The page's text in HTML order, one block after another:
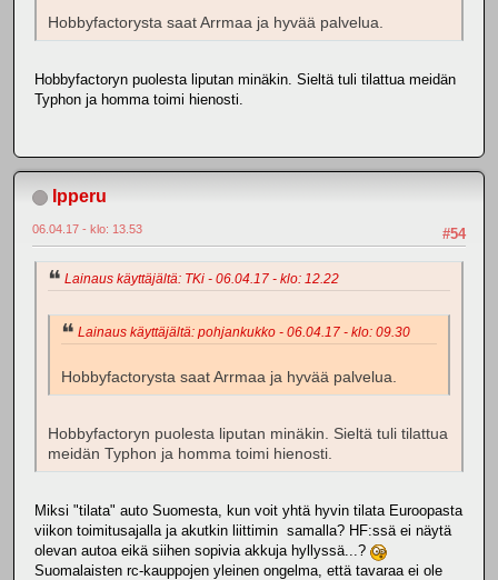
Hobbyfactorysta saat Arrmaa ja hyvää palvelua.
Hobbyfactoryn puolesta liputan minäkin. Sieltä tuli tilattua meidän
Typhon ja homma toimi hienosti.
Ipperu
#54
06.04.17 - klo: 13.53
Lainaus käyttäjältä: TKi - 06.04.17 - klo: 12.22
Lainaus käyttäjältä: pohjankukko - 06.04.17 - klo: 09.30
Hobbyfactorysta saat Arrmaa ja hyvää palvelua.
Hobbyfactoryn puolesta liputan minäkin. Sieltä tuli tilattua
meidän Typhon ja homma toimi hienosti.
Miksi "tilata" auto Suomesta, kun voit yhtä hyvin tilata Euroopasta
viikon toimitusajalla ja akutkin liittimin samalla? HF:ssä ei näytä
olevan autoa eikä siihen sopivia akkuja hyllyssä...?
Suomalaisten rc-kauppojen yleinen ongelma, että tavaraa ei ole